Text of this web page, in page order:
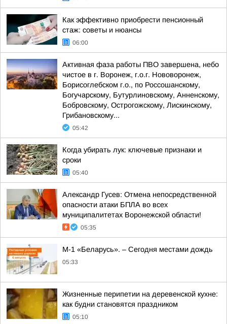
Как эффективно приобрести пенсионный
стаж: советы и нюансы
06:00
Активная фаза работы ПВО завершена, небо
чистое в г. Воронеж, г.о.г. Нововоронеж,
Борисоглебском г.о., по Россошанскому,
Богучарскому, Бутурлиновскому, Анненскому,
Бобровскому, Острогожскому, Лискинскому,
Грибановскому...
05:42
Когда убирать лук: ключевые признаки и
сроки
05:40
Александр Гусев: Отмена непосредственной
опасности атаки БПЛА во всех
муниципалитетах Воронежской области!
05:35
М-1 «Беларусь». – Сегодня местами дождь
05:33
Жизненные перипетии на деревенской кухне:
как будни становятся праздником
05:10